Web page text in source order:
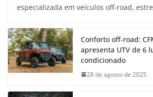
especializada em veículos off-road,
Conforto off-road:
apresenta UTV de 6
condicionado
28 de agosto de 2025